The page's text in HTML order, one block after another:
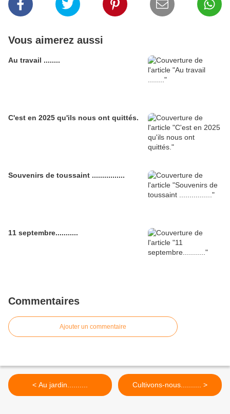
Vous aimerez aussi
Au travail ........
C'est en 2025 qu'ils nous ont quittés.
Souvenirs de toussaint ................
11 septembre...........
Commentaires
Ajouter un commentaire
< Au jardin.......... Cultivons-nous.......... >